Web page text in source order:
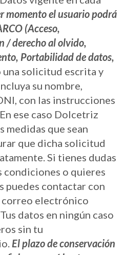
momento el usuario podrá
(Acceso,
/ derecho al olvido,
Portabilidad de datos,
una solicitud escrita y
su nombre,
con las instrucciones
ese caso Dolcetriz
medidas que sean
que dicha solicitud
Si tienes dudas
condiciones o quieres
puedes contactar con
correo electrónico
datos en ningún caso
sin tu
El plazo de conservación